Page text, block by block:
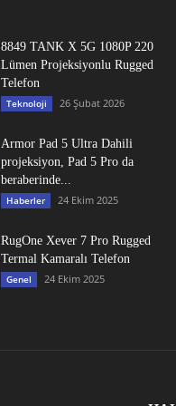
8849 TANK X 5G 1080P 220
Lümen Projeksiyonlu Rugged
Telefon
Teknoloji 26 Şubat 2026
Armor Pad 5 Ultra Dahili
projeksiyon, Pad 5 Pro da
beraberinde...
Haberler 24 Ekim 2025
RugOne Xever 7 Pro Rugged
Termal Kamaralı Telefon
Genel 24 Ekim 2025